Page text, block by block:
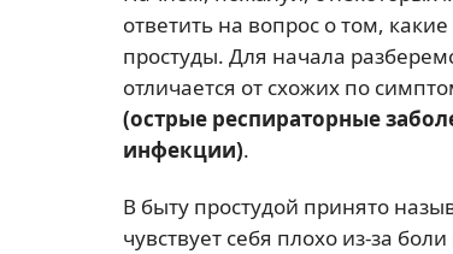
ответить на вопрос о том,
простуды. Для начала
отличается от схожих по
(острые респираторные
инфекции).
В быту простудой принято
чувствует себя плохо из-за